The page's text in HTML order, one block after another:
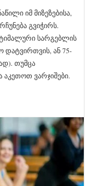
იმ მიზეზებისა,
გვიჭირს.
სარგებლის
დატვირთვის, ან 75-
თუმცა
ვარჯიშები.